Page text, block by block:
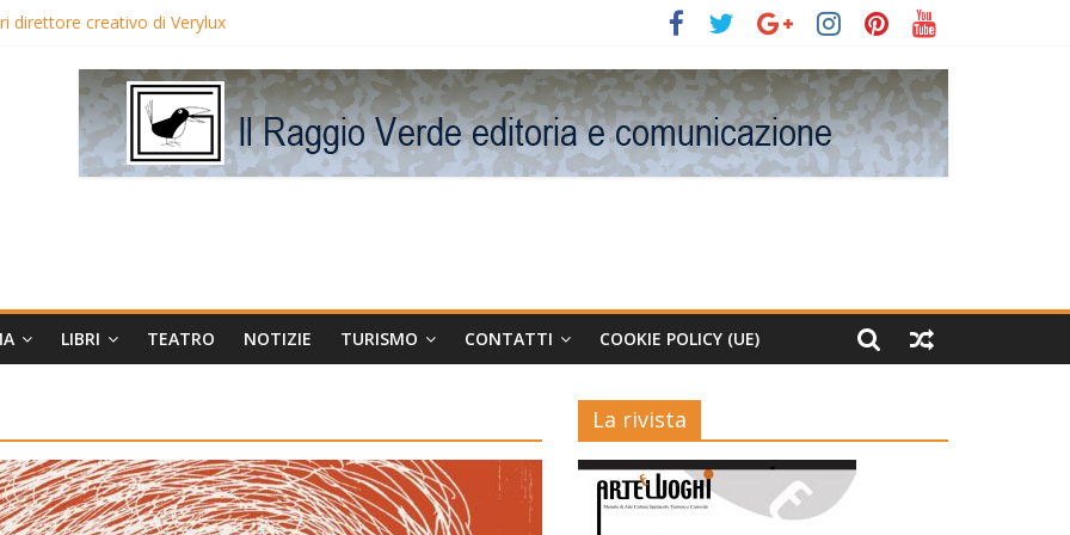
direttore creativo di Verylux
Edwards in proiezione per i LunedìLùmière
la regista Liliana Cavani e Tomas Milian
Avis
LIBRI TEATRO NOTIZIE TURISMO CONTATTI COOKIE POLICY (UE)
La rivista